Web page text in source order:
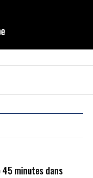
45 minutes dans